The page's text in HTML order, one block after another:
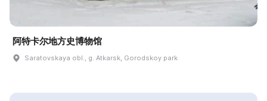
阿特卡尔地方史博物馆
Saratovskaya obl., g. Atkarsk, Gorodskoy park